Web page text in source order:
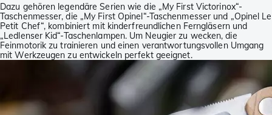
Dazu gehören legendäre Serien wie die „My First Victorinox“-
Taschenmesser, die „My First Opinel“-Taschenmesser und „Opinel Le
Petit Chef“, kombiniert mit kinderfreundlichen Ferngläsern und
„Ledlenser Kid“-Taschenlampen. Um Neugier zu wecken, die
Feinmotorik zu trainieren und einen verantwortungsvollen Umgang
mit Werkzeugen zu entwickeln perfekt geeignet.